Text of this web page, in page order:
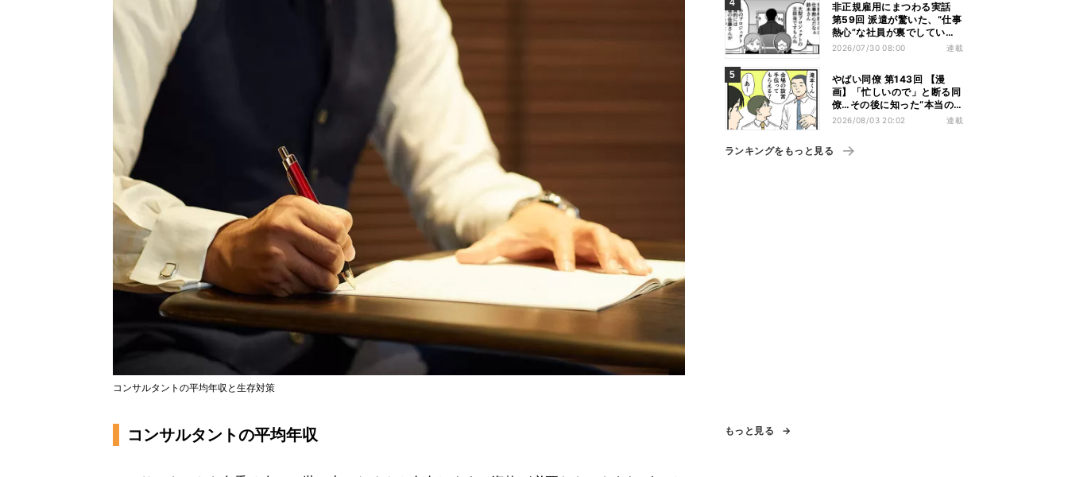
コンサルタントの平均年収と生存対策
コンサルタントの平均年収
非正規雇用にまつわる実話
第59回 派遣が驚いた、“仕事
熱心”な社員が裏でしていた
別の業務
2026/07/30 08:00 連載
やばい同僚 第143回 【漫
画】「忙しいので」と断る同
僚…その後に知った“本当の
理由”とは?
2026/08/03 20:02 連載
ランキングをもっと見る
もっと見る